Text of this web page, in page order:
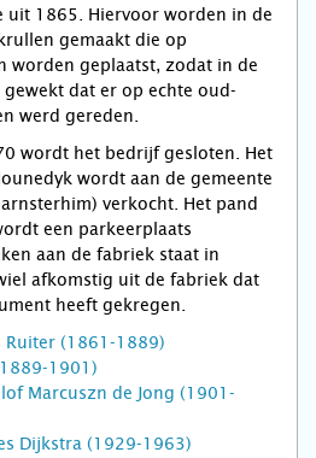
uit 1865. Hiervoor worden in de
gemaakt die op
worden geplaatst, zodat in de
dat er op echte oud-
werd gereden.
wordt het bedrijf gesloten. Het
wordt aan de gemeente
verkocht. Het pand
een parkeerplaats
aan de fabriek staat in
afkomstig uit de fabriek dat
heeft gekregen.
Ruiter (1861-1889)
1901)
Marcuszn de Jong (1901-
Dijkstra (1929-1963)